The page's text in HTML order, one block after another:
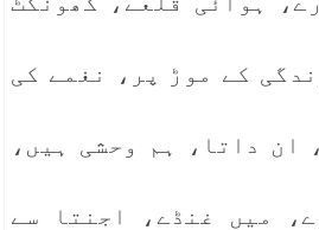
کے موڑ پر، نغمے کی
ان داتا، ہم وحشی ہیں،
میں غنڈے، اجنتا سے